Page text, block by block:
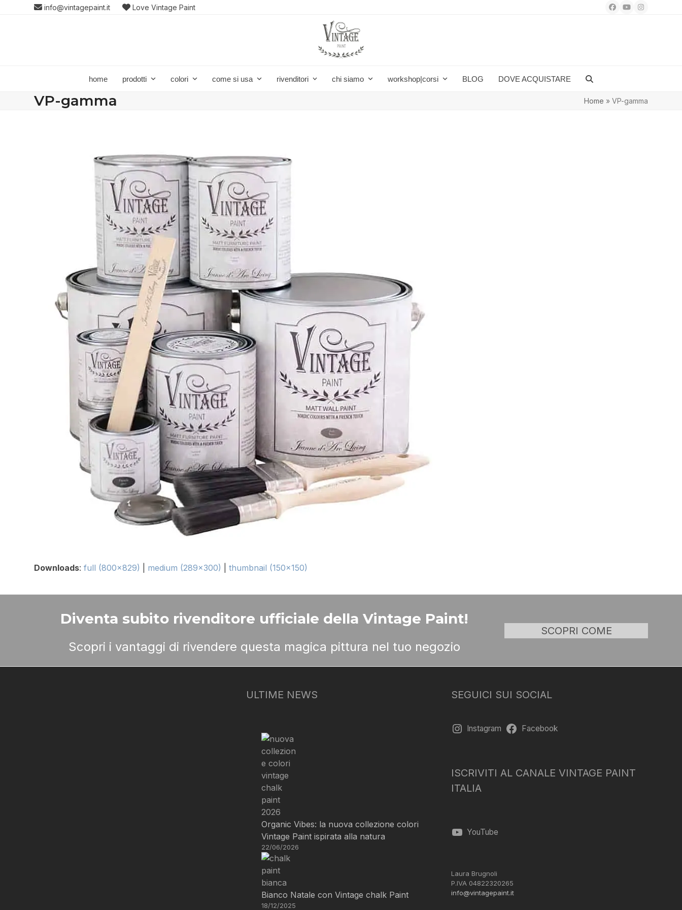
info@vintagepaint.it Love Vintage Paint Facebook
YouTubeInstagram
home prodotti colori come si usa rivenditori chi siamo workshop|corsi BLOG DOVE ACQUISTARE
VP-gamma Home » VP-gamma
Downloads:full (800x829) medium (289x300) |thumbnail (150x150)
Diventa subito rivenditore ufficiale della Vintage Paint!
Scopri i vantaggi di rivendere questa magica pittura nel tuo negozio
SCOPRI COME
ULTIME NEWS
Organic Vibes: la nuova collezione colori
Vintage Paint ispirata alla natura
22/06/2026
Bianco Natale con Vintage chalk Paint
18/12/2025
SEGUICI SUI SOCIAL
Instagram Facebook
ISCRIVITI AL CANALE VINTAGE PAINT
ITALIA
YouTube
Laura Brugnoli
P.IVA 04822320265
info@vintagepaint.it